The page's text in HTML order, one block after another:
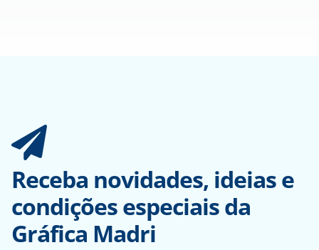
Receba novidades, ideias e
condições especiais da
Gráfica Madri